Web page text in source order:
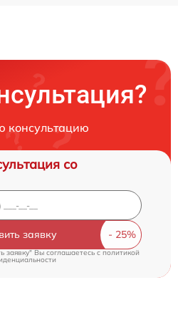
консультацию
со
заявку
заявку" Вы соглашаетесь c политикой